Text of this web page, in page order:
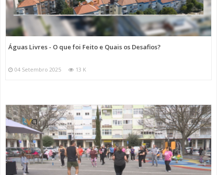
Águas Livres - O que foi Feito e Quais os Desafios?
04 Setembro 2025 13 K